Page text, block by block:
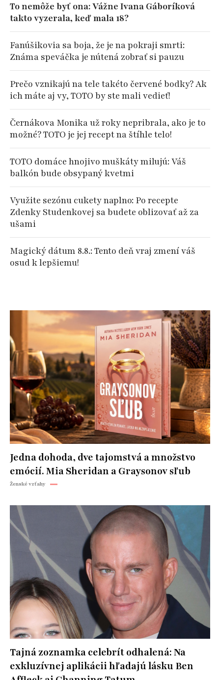
To nemôže byť ona: Vážne Ivana Gáboríková
takto vyzerala, keď mala 18?
Fanúšikovia sa boja, že je na pokraji smrti:
Známa speváčka je nútená zobrať si pauzu
Prečo vznikajú na tele takéto červené bodky? Ak
ich máte aj vy, TOTO by ste mali vedieť!
Černákova Monika už roky nepribrala, ako je to
možné? TOTO je jej recept na štíhle telo!
TOTO domáce hnojivo muškáty milujú: Váš
balkón bude obsypaný kvetmi
Využite sezónu cukety naplno: Po recepte
Zdenky Studenkovej sa budete oblizovať až za
ušami
Magický dátum 8.8.: Tento deň vraj zmení váš
osud k lepšiemu!
Jedna dohoda, dve tajomstvá a množstvo
emócií. Mia Sheridan a Graysonov sľub
Ženské vzťahy
Tajná zoznamka celebrít odhalená: Na
exkluzívnej aplikácii hľadajú lásku Ben